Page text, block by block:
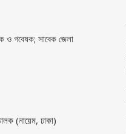
ও গবেষক; সাবেক জেলা
(নায়েম, ঢাকা)